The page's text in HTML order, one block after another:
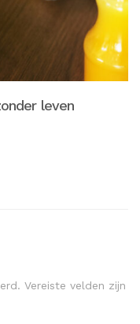
leven
Vereiste velden zijn